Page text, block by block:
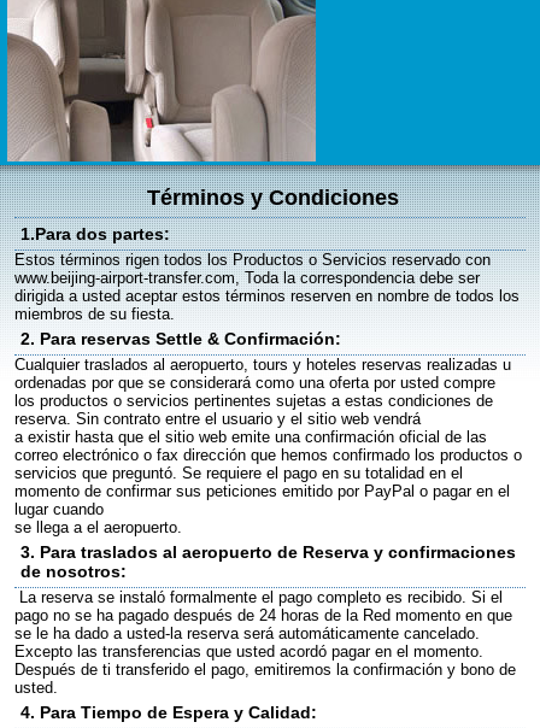
Términos y Condiciones
1.Para dos partes:
Estos términos rigen todos los Productos o Servicios reservado con
www.beijing-airport-transfer.com, Toda la correspondencia debe ser
dirigida a usted aceptar estos términos reserven en nombre de todos los
miembros de su fiesta.
2. Para reservas Settle & Confirmación:
Cualquier traslados al aeropuerto, tours y hoteles reservas realizadas u
ordenadas por que se considerará como una oferta por usted compre
los productos o servicios pertinentes sujetas a estas condiciones de
reserva. Sin contrato entre el usuario y el sitio web vendrá
a existir hasta que el sitio web emite una confirmación oficial de las
correo electrónico o fax dirección que hemos confirmado los productos o
servicios que preguntó. Se requiere el pago en su totalidad en el
momento de confirmar sus peticiones emitido por PayPal o pagar en el
lugar cuando
se llega a el aeropuerto.
3. Para traslados al aeropuerto de Reserva y confirmaciones
de nosotros:
La reserva se instaló formalmente el pago completo es recibido. Si el
pago no se ha pagado después de 24 horas de la Red momento en que
se le ha dado a usted-la reserva será automáticamente cancelado.
Excepto las transferencias que usted acordó pagar en el momento.
Después de ti transferido el pago, emitiremos la confirmación y bono de
usted.
4. Para Tiempo de Espera y Calidad: